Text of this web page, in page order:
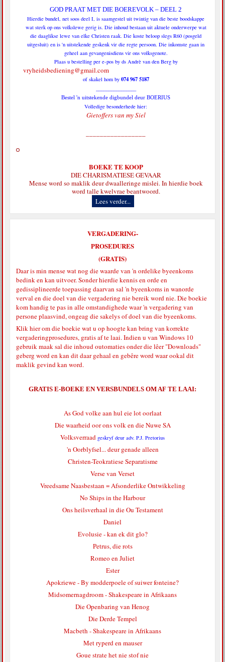
GOD PRAAT MET DIE BOEREVOLK – DEEL 2
Hierdie bundel, net soos deel I, is saamgestel uit twintig van die beste boodskappe
wat sterk op ons volkslewe gerig is. Die inhoud bestaan uit aktuele onderwerpe wat
die daaglikse lewe van elke Christen raak. Die koste beloop slegs R60 (posgeld
uitgesluit) en is 'n uitstekende geskenk vir die regte persoon. Die inkomste gaan in
geheel aan gevangenisdiens vir ons volksgenote.
Plaas u bestelling per e-pos by ds Andrè van den Berg by
vryheidsbediening@gmail.com
of skakel hom by 074 967 5187
Bestel 'n uitstekende digbundel deur BOERIUS
Volledige besonderhede hier:
Gietoffers van my Siel
BOEKE TE KOOP
DIE CHARISMATIESE GEVAAR
Mense word so maklik deur dwaalleringe mislei. In hierdie boek
word talle kwelvrae beantwoord.
Lees verder...
VERGADERING-
PROSEDURES
(GRATIS)
Daar is min mense wat nog die waarde van 'n ordelike byeenkoms
bedink en kan uitvoer. Sonder hierdie kennis en orde en
gedissiplineerde toepassing daarvan sal 'n byeenkoms in wanorde
verval en die doel van die vergadering nie bereik word nie. Die boekie
kom handig te pas in alle omstandighede waar 'n vergadering van
persone plaasvind, ongeag die sakelys of doel van die byeenkoms.
Klik hierom die boekie wat u op hoogte kan bring van korrekte
vergaderingprosedures, gratis af te laai. Indien u van Windows 10
gebruik maak sal die inhoud outomaties onder die lêer "Downloads"
geberg word en kan dit daar gehaal en gebêre word waar ookal dit
maklik gevind kan word.
GRATIS E-BOEKE EN VERSBUNDELS OM AF TE LAAI:
As God volke aan hul eie lot oorlaat
Die waarheid oor ons volk en die Nuwe SA
Volksverraad geskryf deur adv. P.J. Pretorius
'n Oorblyfsel... deur genade alleen
Christen-Teokratiese Separatisme
Verse van Verset
Vreedsame Naasbestaan = Afsonderlike Ontwikkeling
No Ships in the Harbour
Ons heilsverhaal in die Ou Testament
Daniel
Evolusie - kan ek dit glo?
Petrus, die rots
Romeo en Juliet
Ester
Apokriewe - By modderpoele of suiwer fonteine?
Midsomernagdroom - Shakespeare in Afrikaans
Die Openbaring van Henog
Die Derde Tempel
Macbeth - Shakespeare in Afrikaans
Met ryperd en mauser
Goue strate het nie stof nie